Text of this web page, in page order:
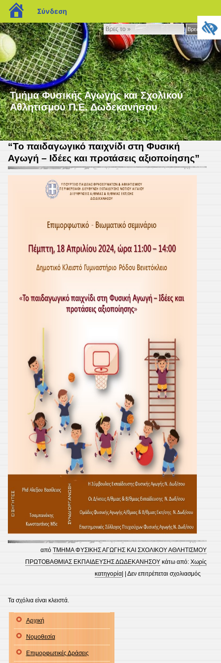
Βρες
το
»
Βρες το »
Τμήμα Φυσικής Αγωγής και Σχολικού
Αθλητισμού Π.Ε. Δωδεκανήσου
“Το παιδαγωγικό παιχνίδι στη Φυσική
Αγωγή – Ιδέες και προτάσεις αξιοποίησης”
απόΤΜΗΜΑ ΦΥΣΙΚΗΣ ΑΓΩΓΗΣ ΚΑΙ ΣΧΟΛΙΚΟΥ ΑΘΛΗΤΙΣΜΟΥ
ΠΡΩΤΟΒΑΘΜΙΑΣ ΕΚΠΑΙΔΕΥΣΗΣ ΔΩΔΕΚΑΝΗΣΟΥ κάτω από:Χωρίς
κατηγορία | |Δεν επιτρέπεται σχολιασμός
Τα σχόλια είναι κλειστά.
Αρχική
Νομοθεσία
Επιμορφωτικές Δράσεις
blogs.sch.gr
Σύνδεση